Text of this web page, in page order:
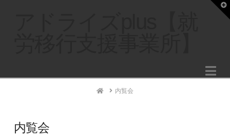
Home内覧会
内覧会